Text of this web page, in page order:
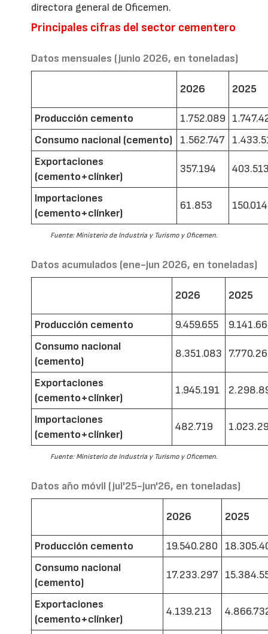
directora general de Oficemen.
Principales cifras del sector cementero
Datos mensuales (junio 2026, en toneladas)
2026 2025
Producción cemento 1.752.089
Consumo nacional (cemento)
1.562.747
Exportaciones
(cemento+clínker)
357.194
Importaciones
(cemento+clínker)
61.853 150.014
Fuente: Ministerio de Industria y Turismo y Oficemen.
Datos acumulados (ene-jun 2026, en toneladas)
2026 2025
Producción cemento 9.459.655
Consumo nacional
(cemento)
8.351.083
Exportaciones
(cemento+clínker)
1.945.191
Importaciones
(cemento+clínker)
482.719
Fuente: Ministerio de Industria y Turismo y Oficemen.
Datos año móvil (jul'25-jun'26, en toneladas)
2026 2025
Producción cemento 19.540.280
Consumo nacional
(cemento)
17.233.297
Exportaciones
(cemento+clínker)
4.139.213